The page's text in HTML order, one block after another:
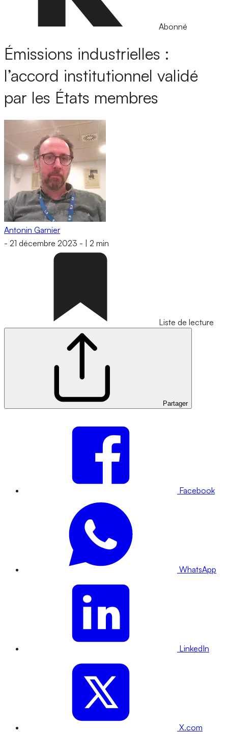
Abonné
Émissions industrielles :
l’accord institutionnel validé
par les États membres
Antonin Garnier
- 21 décembre 2023 - 2 min
Liste de lecture
Partager
Facebook
WhatsApp
LinkedIn
X.com